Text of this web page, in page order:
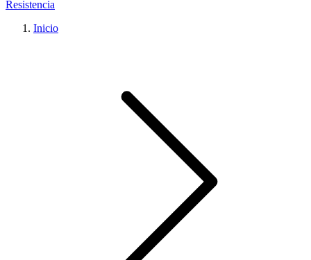
Resistencia
Inicio